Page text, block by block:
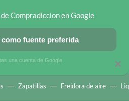
EN MÓVILES OFERTAS EN
Zapatillas Freidora de aire
×
Compradiccion en Google
fuente preferida
una cuenta de Google